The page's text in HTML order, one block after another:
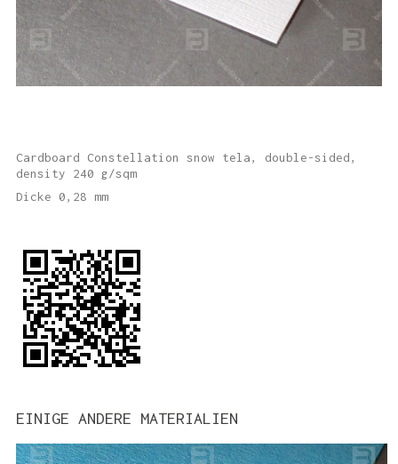
Cardboard Constellation snow tela, double-sided,
density 240 g/sqm
Dicke 0,28 mm
EINIGE ANDERE MATERIALIEN